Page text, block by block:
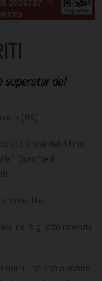
superstar del
(NA).
del 44mo
Durante il
sono liberi.
del biglietto ricevuto
non riuscisse a venire